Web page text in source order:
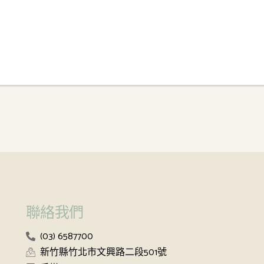
聯絡我們
(03) 6587700
新竹縣竹北市文興路二段501號